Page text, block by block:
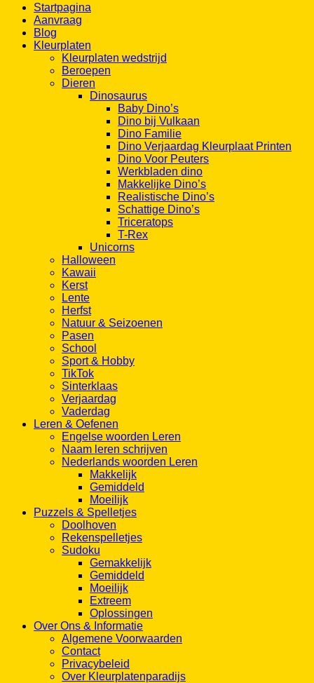
Startpagina
Aanvraag
Blog
Kleurplaten
Kleurplaten wedstrijd
Beroepen
Dieren
Dinosaurus
Baby Dino’s
Dino bij Vulkaan
Dino Familie
Dino Verjaardag Kleurplaat Printen
Dino Voor Peuters
Werkbladen dino
Makkelijke Dino’s
Realistische Dino’s
Schattige Dino’s
Triceratops
T-Rex
Unicorns
Halloween
Kawaii
Kerst
Lente
Herfst
Natuur & Seizoenen
Pasen
School
Sport & Hobby
TikTok
Sinterklaas
Verjaardag
Vaderdag
Leren & Oefenen
Engelse woorden Leren
Naam leren schrijven
Nederlands woorden Leren
Makkelijk
Gemiddeld
Moeilijk
Puzzels & Spelletjes
Doolhoven
Rekenspelletjes
Sudoku
Gemakkelijk
Gemiddeld
Moeilijk
Extreem
Oplossingen
Over Ons & Informatie
Algemene Voorwaarden
Contact
Privacybeleid
Over Kleurplatenparadijs